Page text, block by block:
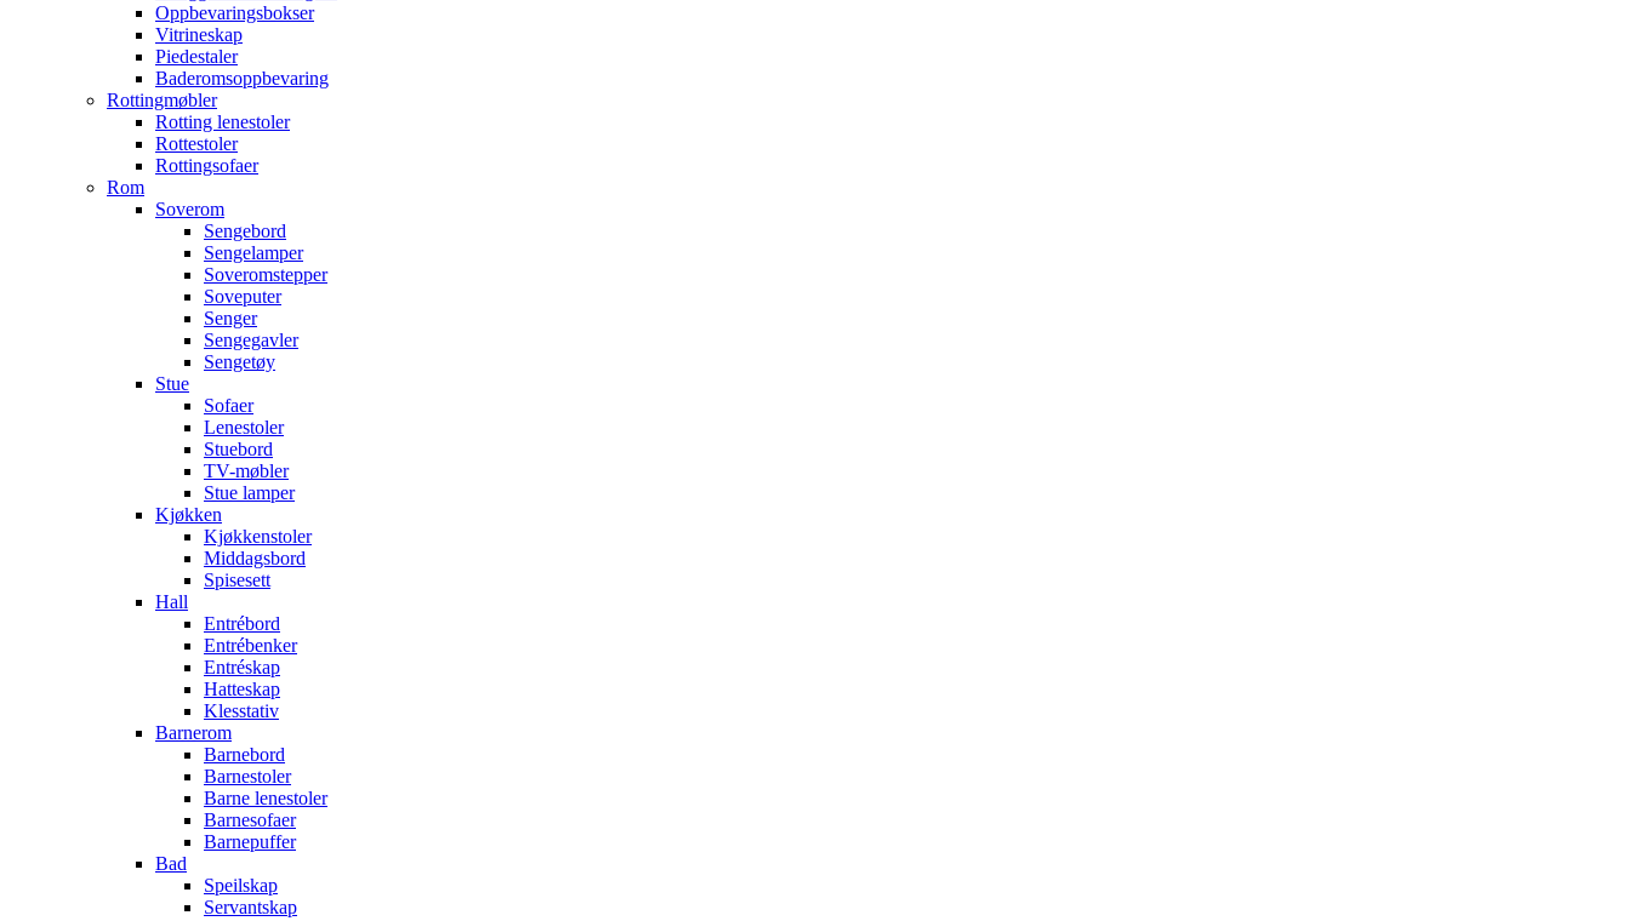
Oppbevaringsbokser
Vitrineskap
Piedestaler
Baderomsoppbevaring
Rottingmøbler
Rotting lenestoler
Rottestoler
Rottingsofaer
Rom
Soverom
Sengebord
Sengelamper
Soveromstepper
Soveputer
Senger
Sengegavler
Sengetøy
Stue
Sofaer
Lenestoler
Stuebord
TV-møbler
Stue lamper
Kjøkken
Kjøkkenstoler
Middagsbord
Spisesett
Hall
Entrébord
Entrébenker
Entréskap
Hatteskap
Klesstativ
Barnerom
Barnebord
Barnestoler
Barne lenestoler
Barnesofaer
Barnepuffer
Bad
Speilskap
Servantskap